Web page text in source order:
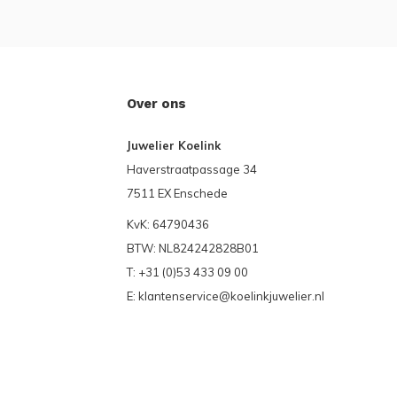
Over ons
Juwelier Koelink
Haverstraatpassage 34
7511 EX Enschede
KvK: 64790436
BTW: NL824242828B01
T: +31 (0)53 433 09 00
E: klantenservice@koelinkjuwelier.nl